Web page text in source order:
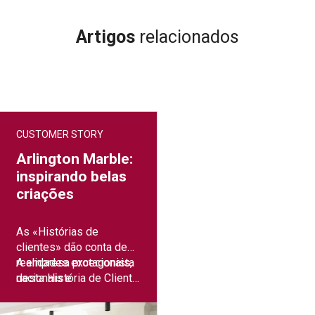
Artigos relacionados
CUSTOMER STORY
Arlington Marble:
inspirando belas
criações
As «Histórias de
clientes» dão conta de
realidades excecionais,
nacionais e
criaram sinergias a longo
A empresa protagonista
desta História de Cliente
criada em 1971: